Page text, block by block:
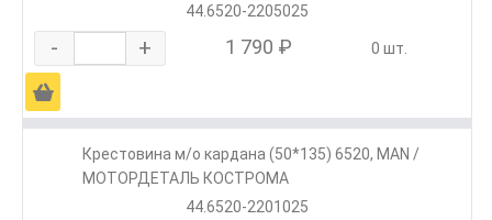
44.6520-2205025
- + 1 790 ₽ 0 шт.
Ä
Крестовина м/о кардана (50*135) 6520, MAN /
МОТОРДЕТАЛЬ КОСТРОМА
44.6520-2201025